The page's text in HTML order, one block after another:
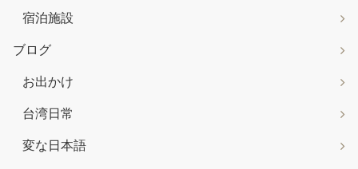
宿泊施設
ブログ
お出かけ
台湾日常
変な日本語